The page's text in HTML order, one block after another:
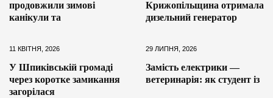
продовжили зимові
канікули та
Крижопільщина отримала
дизельний генератор
11 КВІТНЯ, 2026
У Шпиківській громаді
через коротке замикання
загорілася
29 ЛИПНЯ, 2026
Замість електрики —
ветеринарія: як студент із